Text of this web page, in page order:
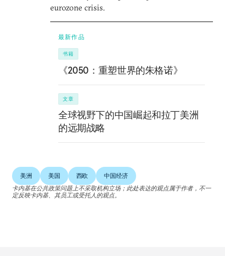
eurozone crisis.
最新作品
书籍
《2050：重塑世界的朱格诺》
文章
全球视野下的中国崛起和拉丁美洲
的远期战略
美洲 美国 西欧
中国经济
卡内基在公共政策问题上不采取机构立场；此处表达的观点属于作者，不一
定反映卡内基、其员工或受托人的观点。